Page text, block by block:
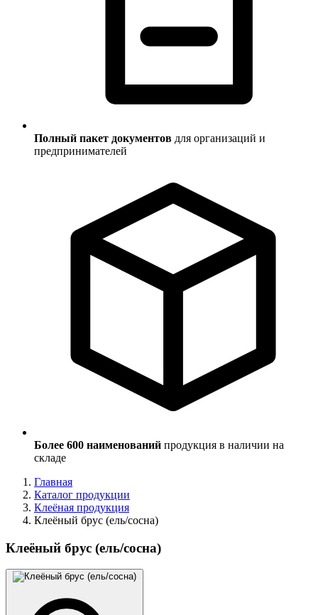
Полный пакет документов для организаций и
предпринимателей
Более 600 наименований продукция в наличии на
складе
Главная
Каталог продукции
Клеёная продукция
Клеёный брус (ель/сосна)
Клеёный брус (ель/сосна)